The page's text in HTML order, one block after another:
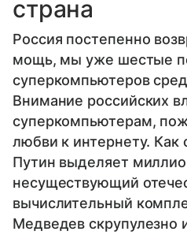
страна
Россия постепенно
мощь, мы уже шестые
суперкомпьютеров
Внимание российских
суперкомпьютерам,
любви к интернету.
Путин выделяет
несуществующий
вычислительный
Медведев скрупулезно